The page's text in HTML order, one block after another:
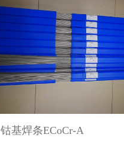
钴基焊条ECoCr-A